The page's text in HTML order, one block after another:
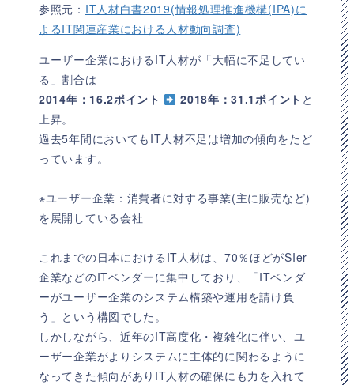
参照元： IT人材白書2019(情報処理推進機構(IPA)に
よるIT関連産業における人材動向調査)
ユーザー企業におけるIT人材が「大幅に不足してい
る」割合は
2014年：16.2ポイント
2018年：31.1ポイント と
上昇。
過去5年間においてもIT人材不足は増加の傾向をたど
っています。
※ユーザー企業：消費者に対する事業(主に販売など)
を展開している会社
これまでの日本におけるIT人材は、70％ほどがSIer
企業などのITベンダーに集中しており、「ITベンダ
ーがユーザー企業のシステム構築や運用を請け負
う」という構図でした。
しかしながら、近年のIT高度化・複雑化に伴い、ユ
ーザー企業がよりシステムに主体的に関わるように
なってきた傾向がありIT人材の確保にも力を入れて